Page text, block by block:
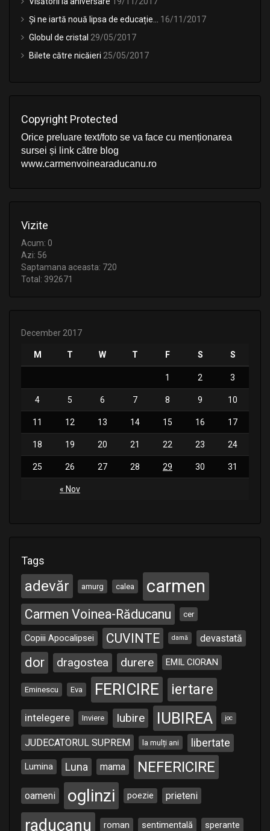
Și ne iartă nouă lipsa de educație…
16/11/2017
Globul de cristal 29/05/2017
Bilete către nicăieri 25/05/2017
Copyright Protected
Orice preluare text/foto se va face cu menționarea
sursei și link către blog
www.carmenvoinearaducanu.ro
Vizite
Acum: 0
Azi: 56
Saptamana aceasta: 720
Total: 392671
December 2017
M T W T F S S
« Nov
1 2 3
4 5 6 7 8 9 10
11 12 13 14 15 16 17
18 19 20 21 22 23 24
25 26 27 28 29 30 31
Tags
adevăr amurg calea carmen
Carmen Voinea-Răducanu cer
Copiii Apocalipsei CUVINTE damă devastată
dor dragostea durere EMIL CIORAN
Eminescu Eva FERICIRE iertare
intelegere Inviere Iubire IUBIREA joc
JUDECATORUL SUPREM la mulți ani libertate
Lumina Luna mama NEFERICIRE
oameni oglinzi poezie prieteni
raducanu roman sentimentală sperante